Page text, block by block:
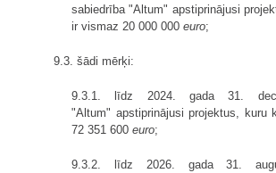
sabiedrība "Altum" apstiprinājusi
ir vismaz 20 000 000 euro;
9.3. šādi mērķi:
9.3.1. līdz 2024. gada 31.
"Altum" apstiprinājusi projektus, kuru
72 351 600 euro;
9.3.2. līdz 2026. gada 31.